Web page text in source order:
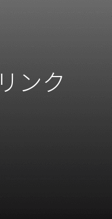
リンク